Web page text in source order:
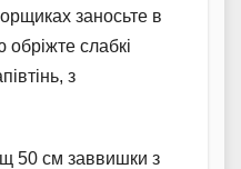
заносьте в
слабкі
з
50 см заввишки з